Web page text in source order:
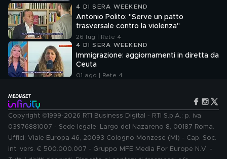
4 DI SERA WEEKEND
Antonio Polito: "Serve un patto
trasversale contro la violenza"
26 lug | Rete 4
4 DI SERA WEEKEND
Immigrazione: aggiornamenti in diretta da
Ceuta
01 ago | Rete 4
Copyright ©1999-2026 RTI Business Digital - RTI S.p.A.: p. iva
03976881007 - Sede legale: Largo del Nazareno 8, 00187 Roma.
Uffici: Viale Europa 46, 20093 Cologno Monzese (MI) - Cap. Soc.
int. vers. € 500.000.007 - Gruppo MFE Media For Europe N.V. -